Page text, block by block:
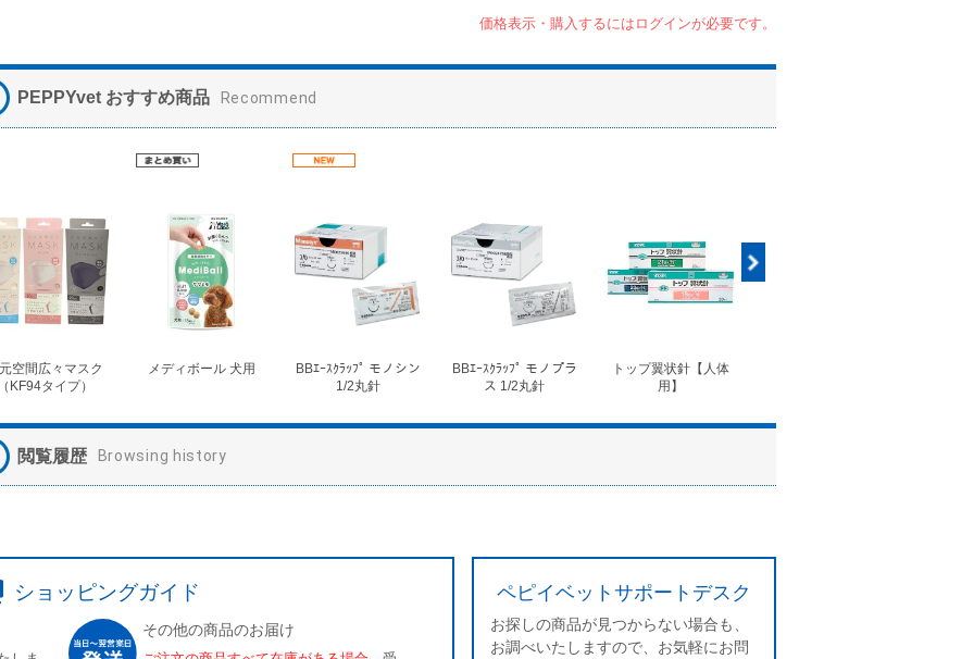
価格表示・購入するにはログインが必要です。
PEPPYvet おすすめ商品 Recommend
空間広々マスク
KF94タイプ）
メディボール 犬用
BBｴｰｽｸﾗｯﾌﾟ モノシン
1/2丸針
BBｴｰｽｸﾗｯﾌﾟ モノプラ
ス 1/2丸針
トップ翼状針【人体
用】
閲覧履歴 Browsing history
ショッピングガイド
その他の商品のお届け
ペピイベットサポートデスク
お探しの商品が見つからない場合も、
お調べいたしますので、お気軽にお問